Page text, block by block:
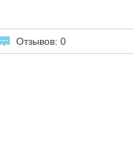
Отзывов: 0